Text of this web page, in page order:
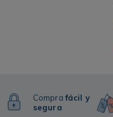
Comprafácil y
segura